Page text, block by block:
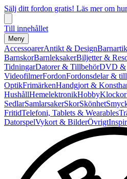
Sälj ditt fordon gratis! Läs mer om
Till innehållet
Meny
AccessoarerAntikt & Design
BarnskorBarnleksakerBiljetter &
TidningarDatorer & TillbehörDVD &
VideofilmerFordonFordonsdelar &
OptikFrimärkenHandgjort &
HushållHemelektronikHobbyKlockor
SedlarSamlarsakerSkorSkönhet
FritidTelefoni, Tablets & Wearables
DatorspelVykort & BilderÖvrigt